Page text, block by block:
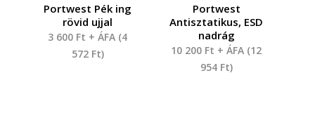
Portwest Pék ing
rövid ujjal
3 600 Ft + ÁFA (4
572 Ft)
Portwest
Antisztatikus, ESD
nadrág
10 200 Ft + ÁFA (12
954 Ft)